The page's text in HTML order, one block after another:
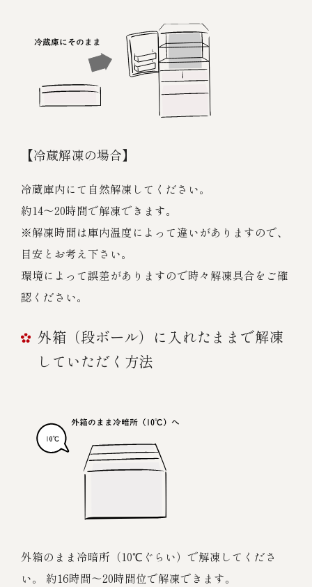
【冷蔵解凍の場合】
冷蔵庫内にて自然解凍してください。
約14～20時間で解凍できます。
※解凍時間は庫内温度によって違いがありますので、
目安とお考え下さい。
環境によって誤差がありますので時々解凍具合をご確
認ください。
外箱（段ボール）に入れたままで解凍
していただく方法
外箱のまま冷暗所（10℃ぐらい）で解凍してくださ
い。 約16時間～20時間位で解凍できます。